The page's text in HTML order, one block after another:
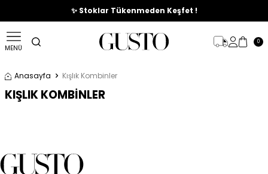
🎉%70'e Varan Büyük Yaz İndirim Başladı !
✨ Stoklar Tükenmeden Keşfet !
MENÜ
0
Anasayfa Kışlık Kombinler
KIŞLIK KOMBİNLER